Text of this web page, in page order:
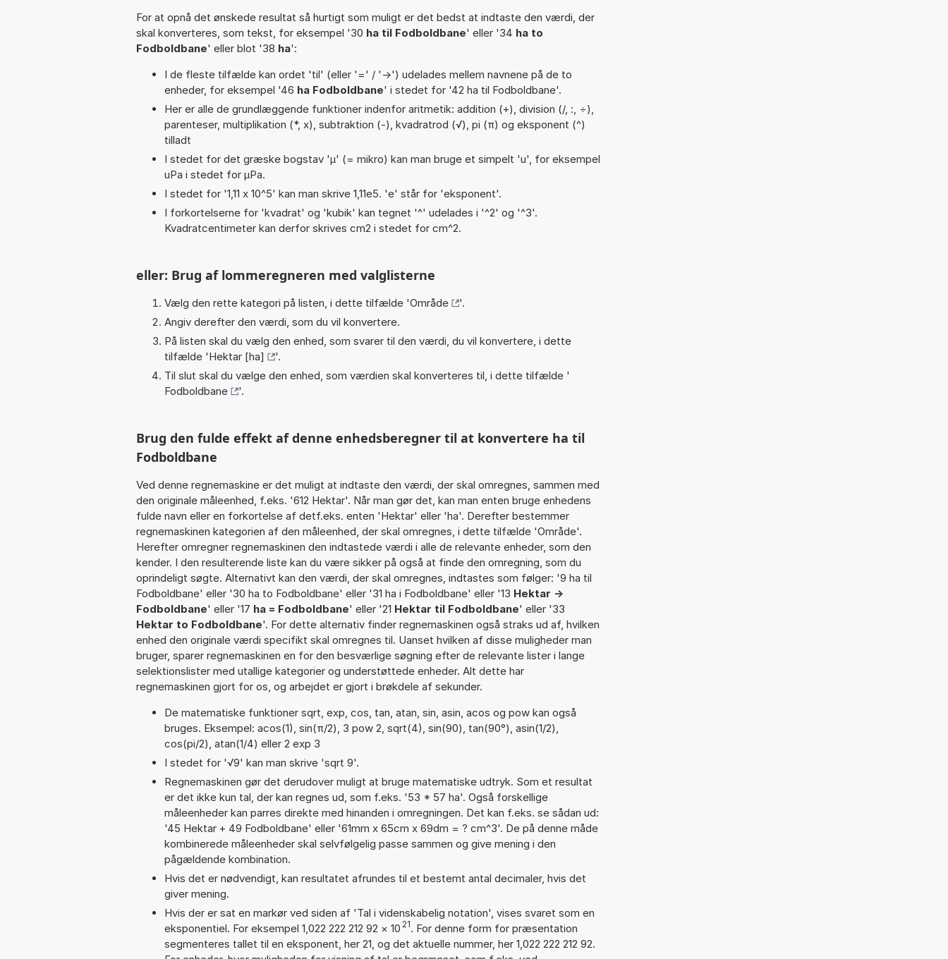
For at opnå det ønskede resultat så hurtigt som muligt er det bedst at indtaste den værdi, der
skal konverteres, som tekst, for eksempel '30 ha til Fodboldbane' eller '34 ha to
Fodboldbane' eller blot '38 ha':
I de fleste tilfælde kan ordet 'til' (eller '=' / '->') udelades mellem navnene på de to
enheder, for eksempel '46 ha Fodboldbane' i stedet for '42 ha til Fodboldbane'.
Her er alle de grundlæggende funktioner indenfor aritmetik: addition (+), division (/, :, ÷),
parenteser, multiplikation (*, x), subtraktion (-), kvadratrod (√), pi (π) og eksponent (^)
tilladt
I stedet for det græske bogstav 'µ' (= mikro) kan man bruge et simpelt 'u', for eksempel
uPa i stedet for µPa.
I stedet for '1,11 x 10^5' kan man skrive 1,11e5. 'e' står for 'eksponent'.
I forkortelserne for 'kvadrat' og 'kubik' kan tegnet '^' udelades i '^2' og '^3'.
Kvadratcentimeter kan derfor skrives cm2 i stedet for cm^2.
eller: Brug af lommeregneren med valglisterne
Vælg den rette kategori på listen, i dette tilfælde 'Område
'.
Angiv derefter den værdi, som du vil konvertere.
På listen skal du vælg den enhed, som svarer til den værdi, du vil konvertere, i dette
tilfælde 'Hektar [ha]
'.
Til slut skal du vælge den enhed, som værdien skal konverteres til, i dette tilfælde '
Fodboldbane
'.
Brug den fulde effekt af denne enhedsberegner til at konvertere ha til
Fodboldbane
Ved denne regnemaskine er det muligt at indtaste den værdi, der skal omregnes, sammen med
den originale måleenhed, f.eks. '612 Hektar'. Når man gør det, kan man enten bruge enhedens
fulde navn eller en forkortelse af detf.eks. enten 'Hektar' eller 'ha'. Derefter bestemmer
regnemaskinen kategorien af den måleenhed, der skal omregnes, i dette tilfælde 'Område'.
Herefter omregner regnemaskinen den indtastede værdi i alle de relevante enheder, som den
kender. I den resulterende liste kan du være sikker på også at finde den omregning, som du
oprindeligt søgte. Alternativt kan den værdi, der skal omregnes, indtastes som følger: '9 ha til
Fodboldbane' eller '30 ha to Fodboldbane' eller '31 ha i Fodboldbane' eller '13 Hektar ->
Fodboldbane' eller '17 ha = Fodboldbane' eller '21 Hektar til Fodboldbane' eller '33
Hektar to Fodboldbane'. For dette alternativ finder regnemaskinen også straks ud af, hvilken
enhed den originale værdi specifikt skal omregnes til. Uanset hvilken af disse muligheder man
bruger, sparer regnemaskinen en for den besværlige søgning efter de relevante lister i lange
selektionslister med utallige kategorier og understøttede enheder. Alt dette har
regnemaskinen gjort for os, og arbejdet er gjort i brøkdele af sekunder.
De matematiske funktioner sqrt, exp, cos, tan, atan, sin, asin, acos og pow kan også
bruges. Eksempel: acos(1), sin(π/2), 3 pow 2, sqrt(4), sin(90), tan(90°), asin(1/2),
cos(pi/2), atan(1/4) eller 2 exp 3
I stedet for '√9' kan man skrive 'sqrt 9'.
Regnemaskinen gør det derudover muligt at bruge matematiske udtryk. Som et resultat
er det ikke kun tal, der kan regnes ud, som f.eks. '53 * 57 ha'. Også forskellige
måleenheder kan parres direkte med hinanden i omregningen. Det kan f.eks. se sådan ud:
'45 Hektar + 49 Fodboldbane' eller '61mm x 65cm x 69dm = ? cm^3'. De på denne måde
kombinerede måleenheder skal selvfølgelig passe sammen og give mening i den
pågældende kombination.
Hvis det er nødvendigt, kan resultatet afrundes til et bestemt antal decimaler, hvis det
giver mening.
Hvis der er sat en markør ved siden af 'Tal i videnskabelig notation', vises svaret som en
eksponentiel. For eksempel 1,022 222 212 92 × 10 21. For denne form for præsentation
segmenteres tallet til en eksponent, her 21, og det aktuelle nummer, her 1,022 222 212 92.